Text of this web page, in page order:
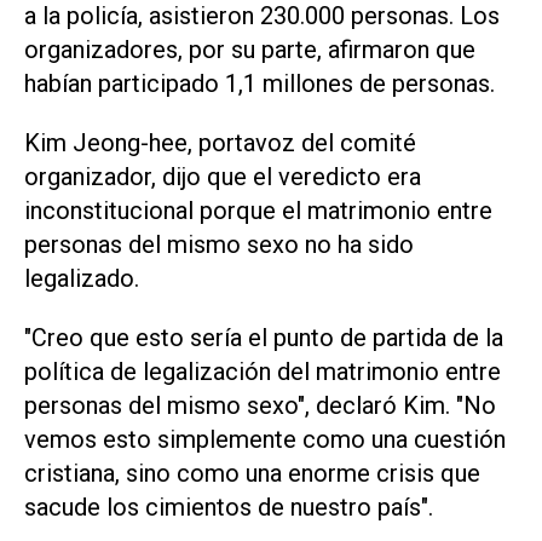
a la policía, asistieron 230.000 personas. Los
organizadores, por su parte, afirmaron que
habían participado 1,1 millones de personas.
Kim Jeong-hee, portavoz del comité
organizador, dijo que el veredicto era
inconstitucional porque el matrimonio entre
personas del mismo sexo no ha sido
legalizado.
"Creo que esto sería el punto de partida de la
política de legalización del matrimonio entre
personas del mismo sexo", declaró Kim. "No
vemos esto simplemente como una cuestión
cristiana, sino como una enorme crisis que
sacude los cimientos de nuestro país".